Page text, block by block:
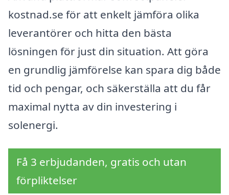
kostnad.se för att enkelt jämföra olika
leverantörer och hitta den bästa
lösningen för just din situation. Att göra
en grundlig jämförelse kan spara dig både
tid och pengar, och säkerställa att du får
maximal nytta av din investering i
solenergi.
Få 3 erbjudanden, gratis och utan
förpliktelser